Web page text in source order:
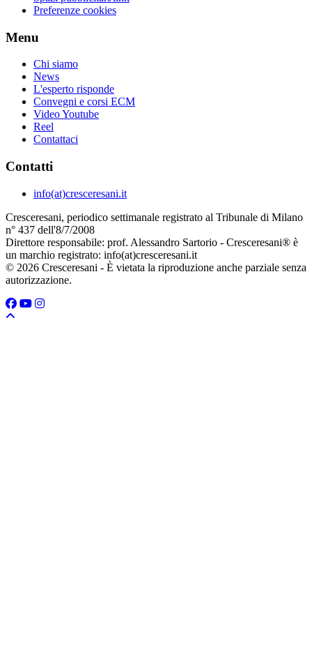
Preferenze cookies
Menu
Chi siamo
News
L'esperto risponde
Convegni e corsi ECM
Video Youtube
Reel
Contattaci
Contatti
info(at)cresceresani.it
Cresceresani, periodico settimanale registrato al Tribunale di Milano
n° 437 dell'8/7/2008
Direttore responsabile: prof. Alessandro Sartorio - Cresceresani® è
un marchio registrato: info(at)cresceresani.it
© 2026 Cresceresani - È vietata la riproduzione anche parziale senza
autorizzazione.